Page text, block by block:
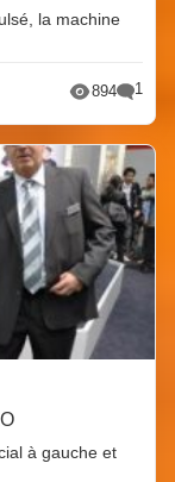
la machine
894 1
à gauche et